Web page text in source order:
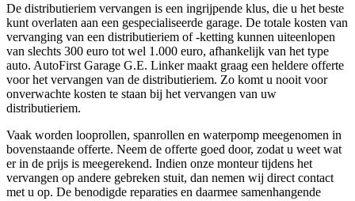
De distributieriem vervangen is een ingrijpende klus, die u het beste
kunt overlaten aan een gespecialiseerde garage. De totale kosten van
vervanging van een distributieriem of -ketting kunnen uiteenlopen
van slechts 300 euro tot wel 1.000 euro, afhankelijk van het type
auto. AutoFirst Garage G.E. Linker maakt graag een heldere offerte
voor het vervangen van de distributieriem. Zo komt u nooit voor
onverwachte kosten te staan bij het vervangen van uw
distributieriem.
Vaak worden looprollen, spanrollen en waterpomp meegenomen in
bovenstaande offerte. Neem de offerte goed door, zodat u weet wat
er in de prijs is meegerekend. Indien onze monteur tijdens het
vervangen op andere gebreken stuit, dan nemen wij direct contact
met u op. De benodigde reparaties en daarmee samenhangende